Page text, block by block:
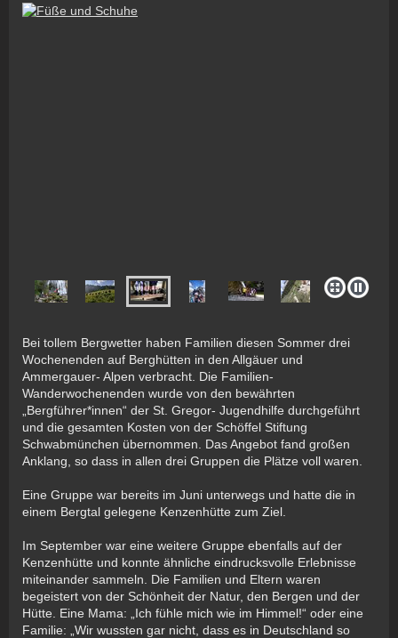
Bei tollem Bergwetter haben Familien diesen Sommer drei
Wochenenden auf Berghütten in den Allgäuer und
Ammergauer- Alpen verbracht. Die Familien-
Wanderwochenenden wurde von den bewährten
„Bergführer*innen“ der St. Gregor- Jugendhilfe durchgeführt
und die gesamten Kosten von der Schöffel Stiftung
Schwabmünchen übernommen. Das Angebot fand großen
Anklang, so dass in allen drei Gruppen die Plätze voll waren.
Eine Gruppe war bereits im Juni unterwegs und hatte die in
einem Bergtal gelegene Kenzenhütte zum Ziel.
Im September war eine weitere Gruppe ebenfalls auf der
Kenzenhütte und konnte ähnliche eindrucksvolle Erlebnisse
miteinander sammeln. Die Familien und Eltern waren
begeistert von der Schönheit der Natur, den Bergen und der
Hütte. Eine Mama: „Ich fühle mich wie im Himmel!“ oder eine
Familie: „Wir wussten gar nicht, dass es in Deutschland so